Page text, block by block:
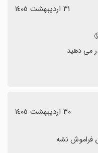
پایداری و بهینه‌سازی کار
و آماده‌اید منتظر بهبود
بازی دریافت کنید؛ اما
٣١ اردیبهشت ١٤٠٥
می دهید
٣٠ اردیبهشت ١٤٠٥
فراموش نشه